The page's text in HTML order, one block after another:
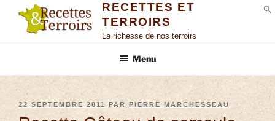
RECETTES ET
TERROIRS
La richesse de nos terroirs
Menu
22 SEPTEMBRE 2011 PAR PIERRE MARCHESSEAU